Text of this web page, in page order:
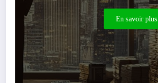
En savoir plus